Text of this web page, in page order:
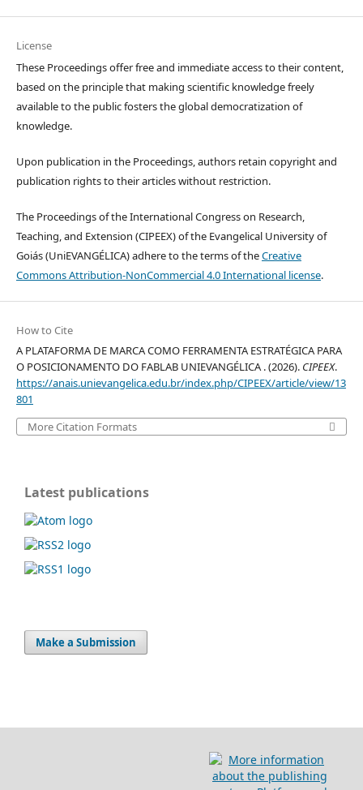
License
These Proceedings offer free and immediate access to their content,
based on the principle that making scientific knowledge freely
available to the public fosters the global democratization of
knowledge.
Upon publication in the Proceedings, authors retain copyright and
publication rights to their articles without restriction.
The Proceedings of the International Congress on Research,
Teaching, and Extension (CIPEEX) of the Evangelical University of
Goiás (UniEVANGÉLICA) adhere to the terms of theCreative
Commons Attribution-NonCommercial 4.0 International license.
How to Cite
A PLATAFORMA DE MARCA COMO FERRAMENTA ESTRATÉGICA PARA
O POSICIONAMENTO DO FABLAB UNIEVANGÉLICA . (2026). CIPEEX.
https://anais.unievangelica.edu.br/index.php/CIPEEX/article/view/13
801
More Citation Formats
Latest publications
Make a Submission